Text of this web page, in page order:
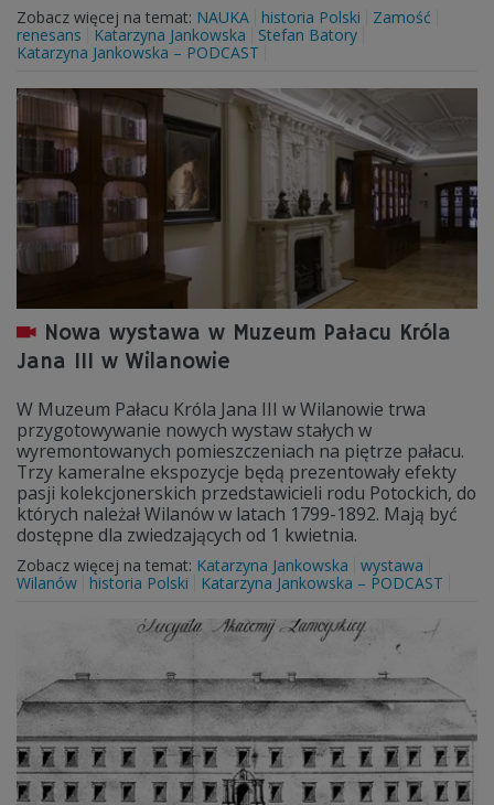
Zobacz więcej na temat: NAUKA historia Polski
Zamość
renesans
Katarzyna Jankowska
Stefan Batory
Katarzyna Jankowska – PODCAST
Nowa wystawa w Muzeum Pałacu Króla
Jana III w Wilanowie
W Muzeum Pałacu Króla Jana III w Wilanowie trwa
przygotowywanie nowych wystaw stałych w
wyremontowanych pomieszczeniach na piętrze pałacu.
Trzy kameralne ekspozycje będą prezentowały efekty
pasji kolekcjonerskich przedstawicieli rodu Potockich, do
których należał Wilanów w latach 1799-1892. Mają być
dostępne dla zwiedzających od 1 kwietnia.
Zobacz więcej na temat: Katarzyna Jankowska
wystawa
Wilanów
historia Polski Katarzyna Jankowska – PODCAST